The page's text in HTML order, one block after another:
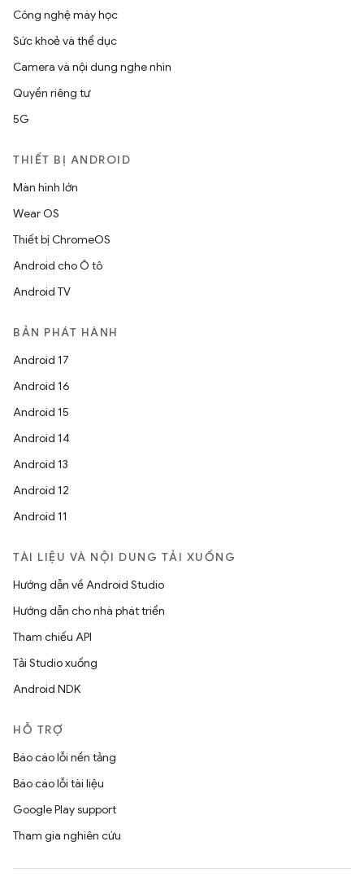
Công nghệ máy học
Sức khoẻ và thể dục
Camera và nội dung nghe nhìn
Quyền riêng tư
5G
THIẾT BỊ ANDROID
Màn hình lớn
Wear OS
Thiết bị ChromeOS
Android cho Ô tô
Android TV
BẢN PHÁT HÀNH
Android 17
Android 16
Android 15
Android 14
Android 13
Android 12
Android 11
TÀI LIỆU VÀ NỘI DUNG TẢI XUỐNG
Hướng dẫn về Android Studio
Hướng dẫn cho nhà phát triển
Tham chiếu API
Tải Studio xuống
Android NDK
HỖ TRỢ
Báo cáo lỗi nền tảng
Báo cáo lỗi tài liệu
Google Play support
Tham gia nghiên cứu